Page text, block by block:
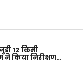
12 किमी
ने किया निरीक्षण…